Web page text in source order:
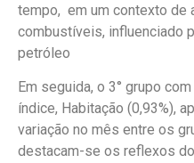
tempo, em um contexto de
combustíveis, influenciado
petróleo
Em seguida, o 3° grupo
índice, Habitação (0,93%),
variação no mês entre os
destacam-se os reflexos